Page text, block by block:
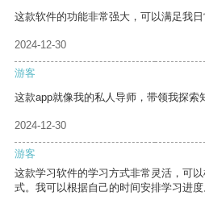
这款软件的功能非常强大，可以满足我日
2024-12-30
游客
这款app就像我的私人导师，带领我探索
2024-12-30
游客
这款学习软件的学习方式非常灵活，可
式。我可以根据自己的时间安排学习进度